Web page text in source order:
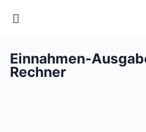
Einnahmen-
Rechner